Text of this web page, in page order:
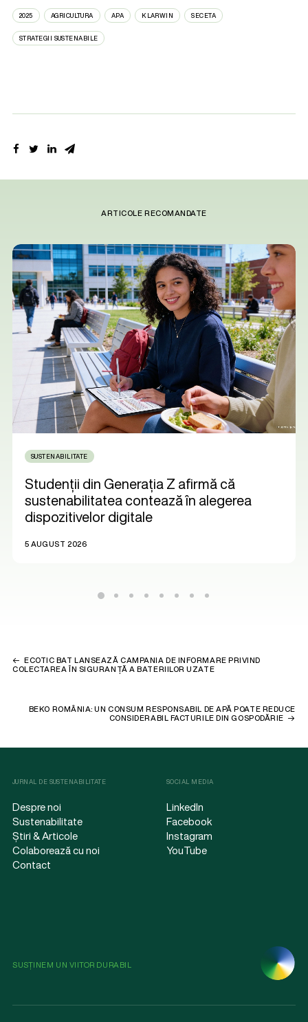
2025 AGRICULTURA APA KLARWIN SECETA
STRATEGII SUSTENABILE
ARTICOLE RECOMANDATE
SUSTENABILITATE
Studenții din Generația Z afirmă că
sustenabilitatea contează în alegerea
dispozitivelor digitale
5 AUGUST 2026
ECOTIC BAT LANSEAZĂ CAMPANIA DE INFORMARE PRIVIND
COLECTAREA ÎN SIGURANȚĂ A BATERIILOR UZATE
BEKO ROMÂNIA: UN CONSUM RESPONSABIL DE APĂ POATE REDUCE
CONSIDERABIL FACTURILE DIN GOSPODĂRIE
JURNAL DE SUSTENABILITATE
Despre noi
Sustenabilitate
Știri & Articole
Colaborează cu noi
Contact
SOCIAL MEDIA
LinkedIn
Facebook
Instagram
YouTube
SUSȚINEM UN VIITOR DURABIL